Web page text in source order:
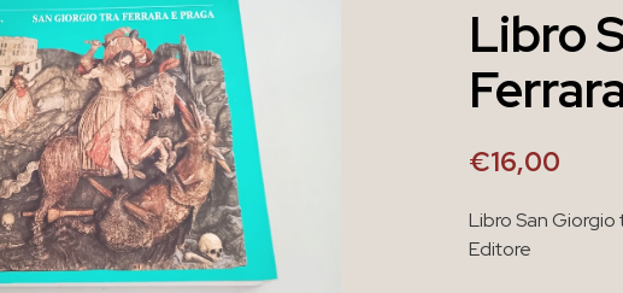
Libro
€16,00
Libro San
Editore